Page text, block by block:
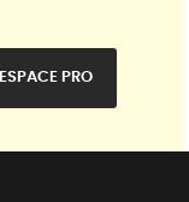
ESPACE PRO